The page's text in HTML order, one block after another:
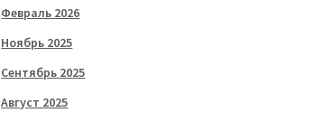
Февраль 2026
Ноябрь 2025
Сентябрь 2025
Август 2025